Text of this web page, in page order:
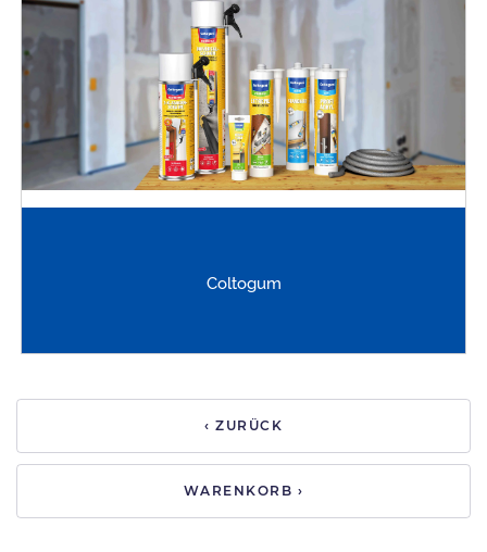
Coltogum
‹ ZURÜCK
WARENKORB ›